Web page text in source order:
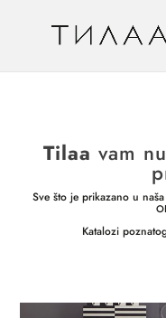
Tilaa vam
Sve što je prikazano u
Katalozi